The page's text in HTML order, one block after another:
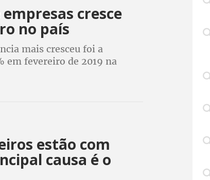
cresce
no país
mais cresceu foi a
em fevereiro de 2019 na
estão com
causa é o